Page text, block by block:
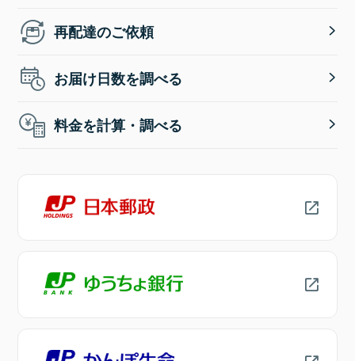
再配達のご依頼
お届け日数を調べる
料金を計算・調べる